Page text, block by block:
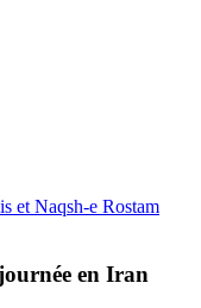
et Naqsh-e Rostam
en Iran